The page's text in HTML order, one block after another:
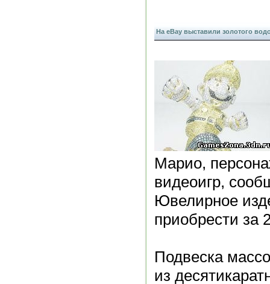
На eBay выставили золотого
Марио,
видеоигр,
Ювелирное
приобрести за
Подвеска
из